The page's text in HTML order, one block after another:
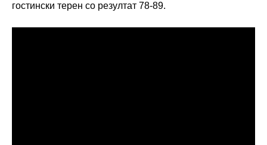
гостински терен со резултат 78-89.